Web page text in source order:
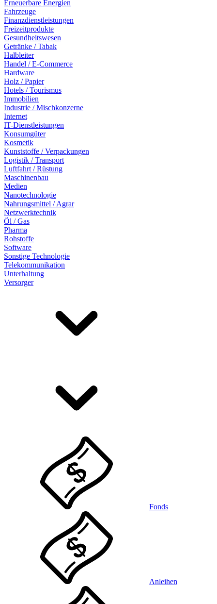
Erneuerbare Energien
Fahrzeuge
Finanzdienstleistungen
Freizeitprodukte
Gesundheitswesen
Getränke / Tabak
Halbleiter
Handel / E-Commerce
Hardware
Holz / Papier
Hotels / Tourismus
Immobilien
Industrie / Mischkonzerne
Internet
IT-Dienstleistungen
Konsumgüter
Kosmetik
Kunststoffe / Verpackungen
Logistik / Transport
Luftfahrt / Rüstung
Maschinenbau
Medien
Nanotechnologie
Nahrungsmittel / Agrar
Netzwerktechnik
Öl / Gas
Pharma
Rohstoffe
Software
Sonstige Technologie
Telekommunikation
Unterhaltung
Versorger
Fonds
Anleihen